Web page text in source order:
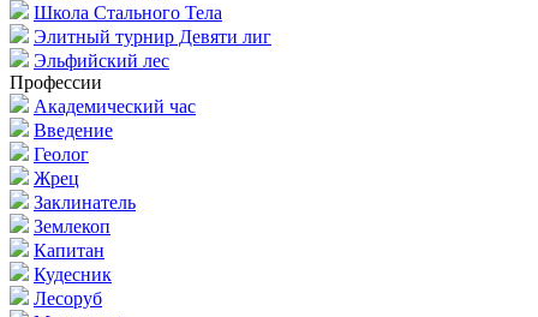
Школа Стального Тела
Элитный турнир Девяти лиг
Эльфийский лес
Профессии
Академический час
Введение
Геолог
Жрец
Заклинатель
Землекоп
Капитан
Кудесник
Лесоруб